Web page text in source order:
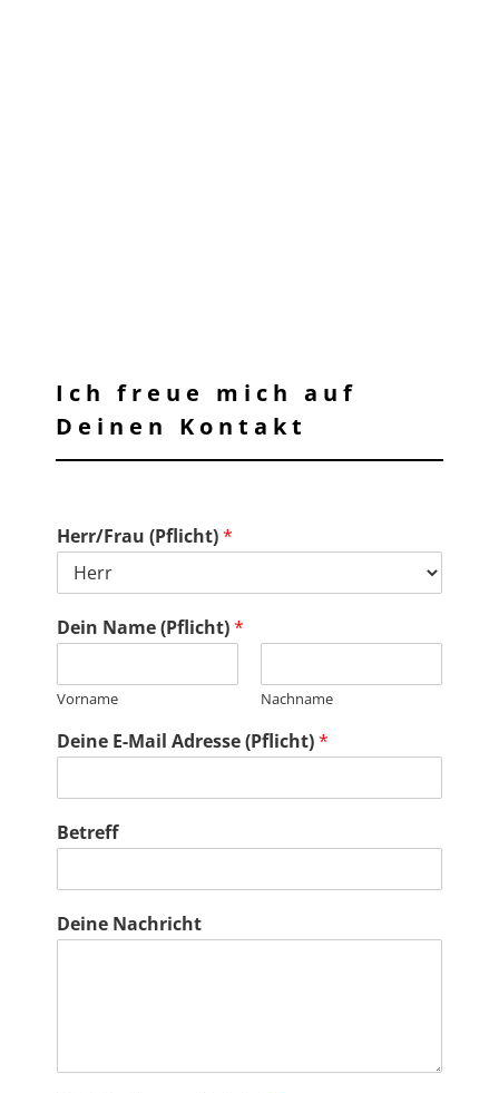
Ich freue mich auf
Deinen Kontakt
Herr/Frau (Pflicht)*
Dein Name (Pflicht)*
Vorname Nachname
Deine E-Mail Adresse (Pflicht)*
Betreff
Deine Nachricht